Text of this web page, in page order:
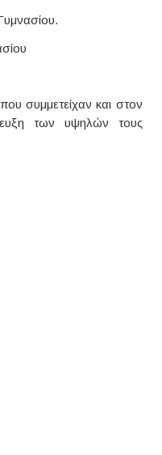
συμμετείχαν και στον
των υψηλών τους